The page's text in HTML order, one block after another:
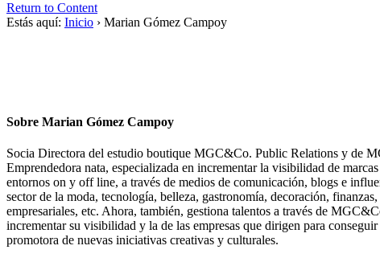
Return to Content
Estás aquí: Inicio › Marian Gómez Campoy
Sobre Marian Gómez Campoy
Socia Directora del estudio boutique MGC&Co. Public Relations y de
Emprendedora nata, especializada en incrementar la visibilidad de
entornos on y off line, a través de medios de comunicación, blogs e
sector de la moda, tecnología, belleza, gastronomía, decoración,
empresariales, etc. Ahora, también, gestiona talentos a través de
incrementar su visibilidad y la de las empresas que dirigen para
promotora de nuevas iniciativas creativas y culturales.